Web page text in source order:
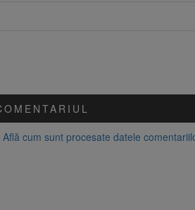
Află cum sunt procesate datele